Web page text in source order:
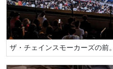
ザ・チェインスモーカーズの前。